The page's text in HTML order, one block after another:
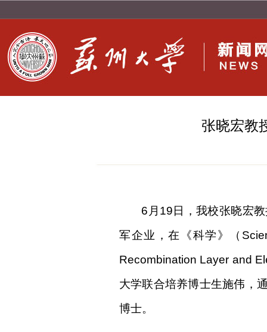
张晓宏教
6月19日，我校张晓宏
军企业，在《科学》（
Recombination Layer and
大学联合培养博士生施伟，
博士。